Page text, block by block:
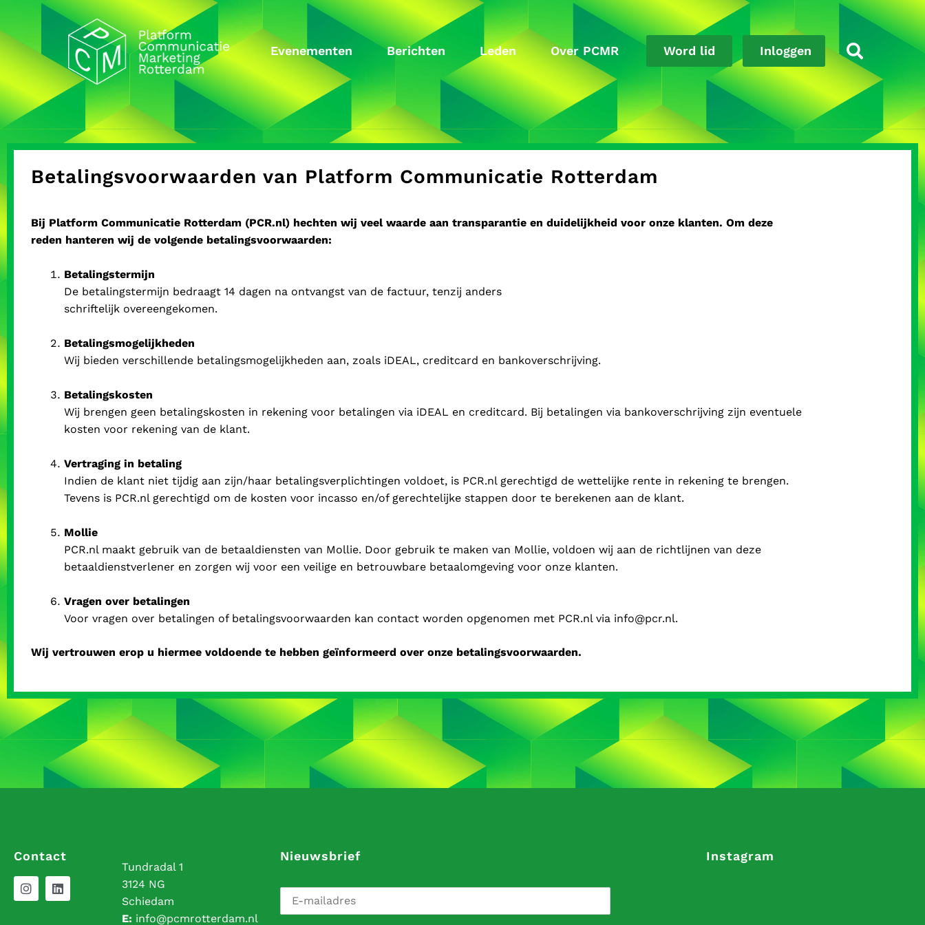
Evenementen Berichten Leden Over PCMR Word lid Inloggen
Betalingsvoorwaarden van Platform Communicatie Rotterdam
Bij Platform Communicatie Rotterdam (PCR.nl) hechten wij veel waarde aan transparantie en duidelijkheid voor onze klanten. Om deze
reden hanteren wij de volgende betalingsvoorwaarden:
Betalingstermijn
De betalingstermijn bedraagt 14 dagen na ontvangst van de factuur, tenzij anders
schriftelijk overeengekomen.
Betalingsmogelijkheden
Wij bieden verschillende betalingsmogelijkheden aan, zoals iDEAL, creditcard en bankoverschrijving.
Betalingskosten
Wij brengen geen betalingskosten in rekening voor betalingen via iDEAL en creditcard. Bij betalingen via bankoverschrijving zijn eventuele
kosten voor rekening van de klant.
Vertraging in betaling
Indien de klant niet tijdig aan zijn/haar betalingsverplichtingen voldoet, is PCR.nl gerechtigd de wettelijke rente in rekening te brengen.
Tevens is PCR.nl gerechtigd om de kosten voor incasso en/of gerechtelijke stappen door te berekenen aan de klant.
Mollie
PCR.nl maakt gebruik van de betaaldiensten van Mollie. Door gebruik te maken van Mollie, voldoen wij aan de richtlijnen van deze
betaaldienstverlener en zorgen wij voor een veilige en betrouwbare betaalomgeving voor onze klanten.
Vragen over betalingen
Voor vragen over betalingen of betalingsvoorwaarden kan contact worden opgenomen met PCR.nl via info@pcr.nl.
Wij vertrouwen erop u hiermee voldoende te hebben geïnformeerd over onze betalingsvoorwaarden.
Contact
Tundradal 1
3124 NG
Schiedam
E: info@pcmrotterdam.nl
Nieuwsbrief Instagram